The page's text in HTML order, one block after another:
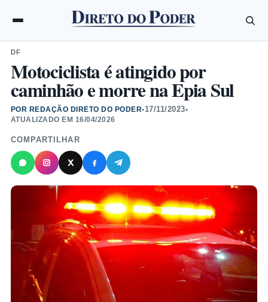
DF
Motociclista é atingido por
caminhão e morre na Epia Sul
POR REDAÇÃO DIRETO DO PODER•17/11/2023•
ATUALIZADO EM 16/04/2026
COMPARTILHAR